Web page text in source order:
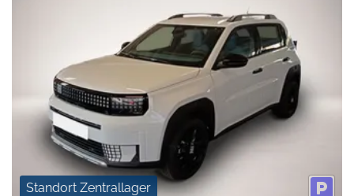
Standort Zentrallager